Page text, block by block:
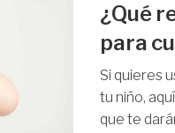
¿Qué
para
Si quieres
tu niño,
que te